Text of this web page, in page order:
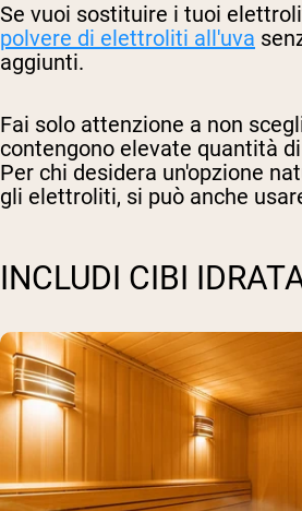
Se vuoi sostituire i tuoi
polvere di elettroliti all'uva
aggiunti.
Fai solo attenzione a non
contengono elevate quantità
Per chi desidera un'opzione
gli elettroliti, si può anche
INCLUDI CIBI